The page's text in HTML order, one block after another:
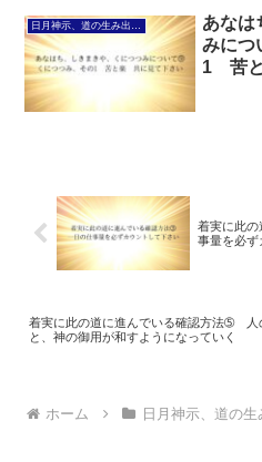
日月神示、道の生み出し方について
あなは
みに
1 苦
着実に此
事量を必ず
着実に此の道に進んでいる確認方法➄ 人
と、神の御用が和すようになっていく
ホーム 日月神示、道の